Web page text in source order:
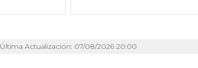
Última Actualización: 07/08/2026 20:00